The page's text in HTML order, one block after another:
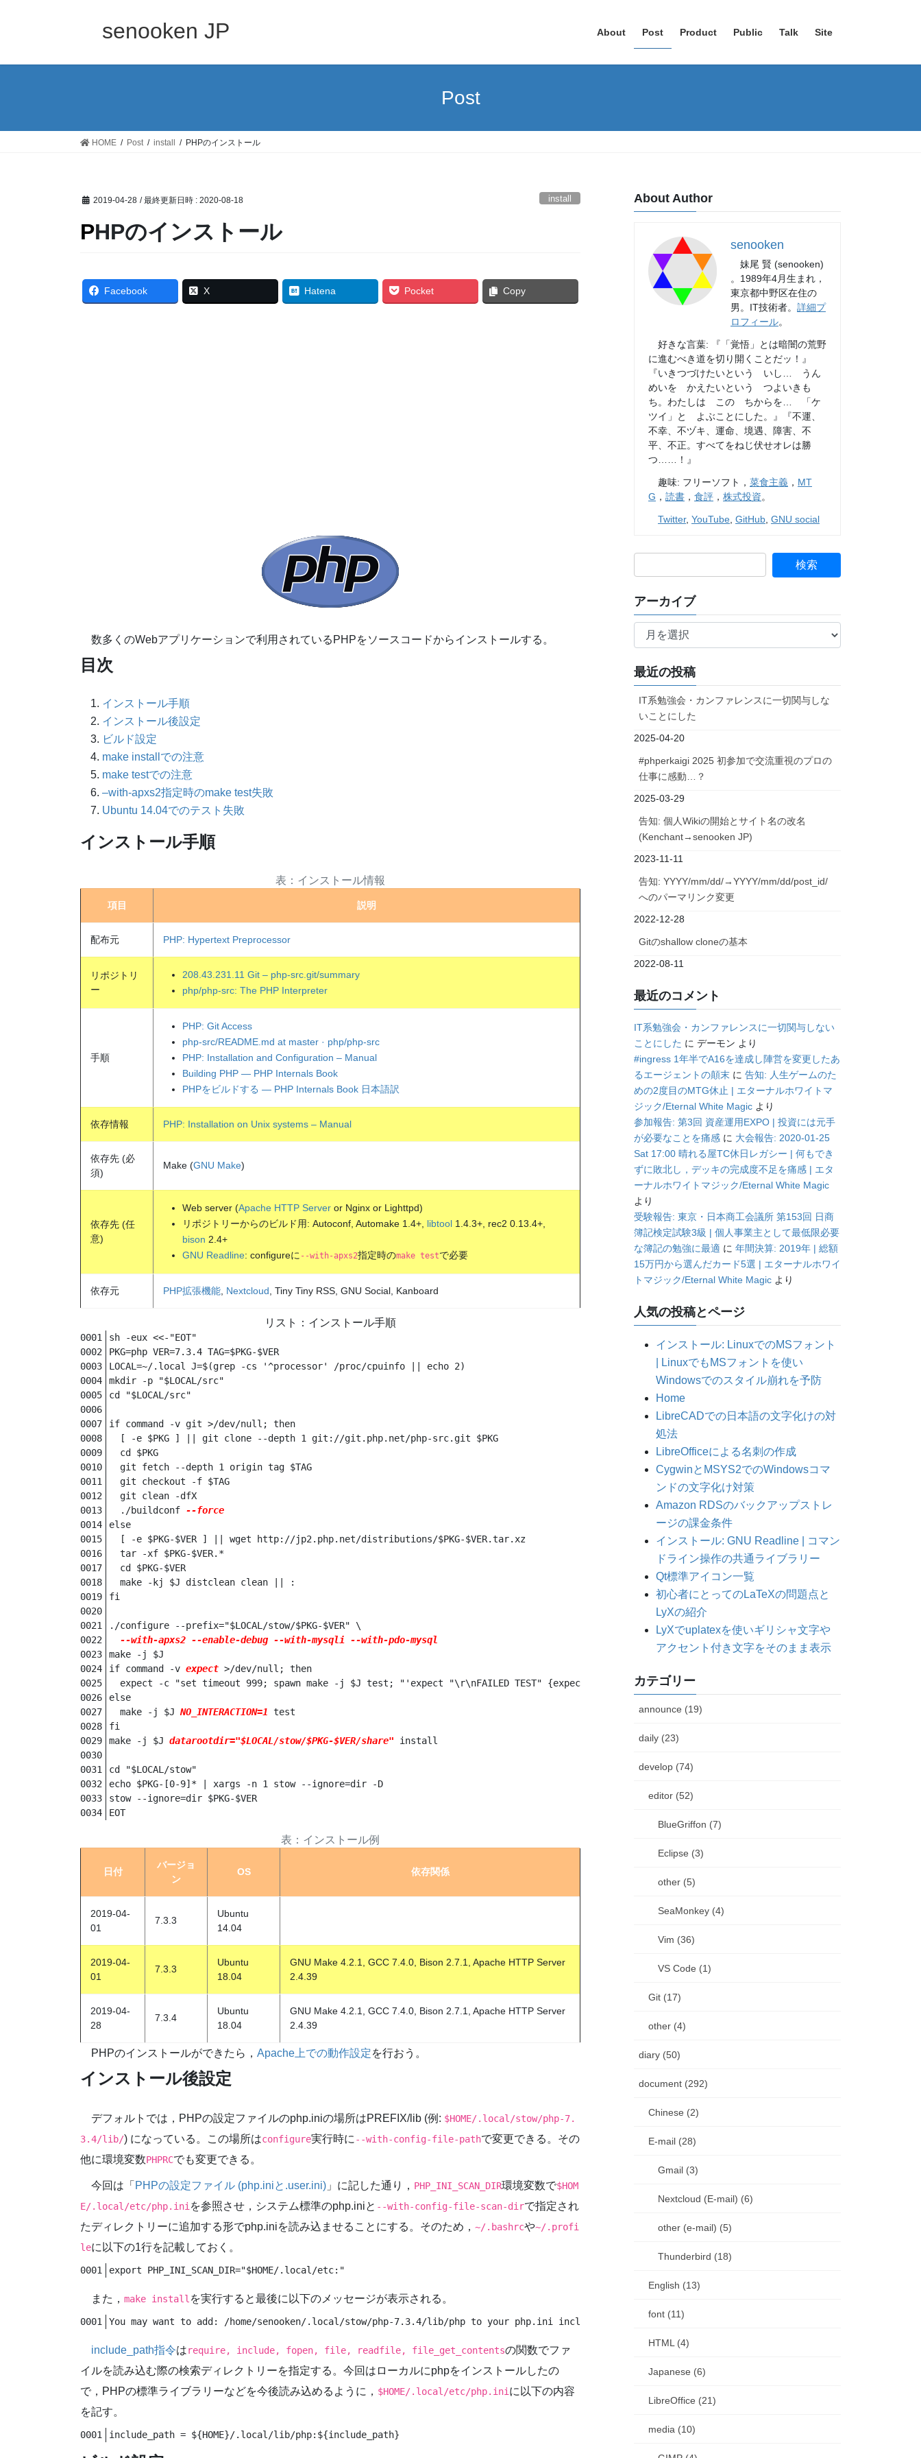
senooken JP About Post Product Public Talk Site
Post
HOME Post install PHPのインストール
2019-04-28 / 最終更新日時 : 2020-08-18 install
PHPのインストール
Facebook X Hatena Pocket Copy
数多くのWebアプリケーションで利用されているPHPをソースコードからインストールする。
目次
インストール手順
インストール後設定
ビルド設定
make installでの注意
make testでの注意
–with-apxs2指定時のmake test失敗
Ubuntu 14.04でのテスト失敗
インストール手順
インストール情報
項目 説明
配布元 PHP: Hypertext Preprocessor
リポジトリ
ー
208.43.231.11 Git – php-src.git/summary
php/php-src: The PHP Interpreter
手順
PHP: Git Access
php-src/README.md at master · php/php-src
PHP: Installation and Configuration – Manual
Building PHP — PHP Internals Book
PHPをビルドする — PHP Internals Book 日本語訳
依存情報 PHP: Installation on Unix systems – Manual
依存先 (必
須)
Make (GNU Make)
依存先 (任
意)
Web server (Apache HTTP Server or Nginx or Lighttpd)
リポジトリーからのビルド用: Autoconf, Automake 1.4+, libtool 1.4.3+, rec2 0.13.4+,
bison 2.4+
GNU Readline: configureに --with-apxs2指定時のmake testで必要
依存元 PHP拡張機能 Nextcloud , Tiny Tiny RSS, GNU Social, Kanboard
インストール手順
sh -eux <<-"EOT"
PKG=php VER=7.3.4 TAG=$PKG-$VER
LOCAL=~/.local J=$(grep -cs '^processor' /proc/cpuinfo || echo 2)
mkdir -p "$LOCAL/src"
cd "$LOCAL/src"
if command -v git >/dev/null; then
  [ -e $PKG ] || git clone --depth 1 git://git.php.net/php-src.git $PKG
  cd $PKG
  git fetch --depth 1 origin tag $TAG
  git checkout -f $TAG
  git clean -dfX
  ./buildconf
--force
else
  [ -e $PKG-$VER ] || wget http://jp2.php.net/distributions/$PKG-$VER.tar.xz
  tar -xf $PKG-$VER.*
  cd $PKG-$VER
  make -kj $J distclean clean || :
fi
./configure --prefix="$LOCAL/stow/$PKG-$VER" \
--with-apxs2 --enable-debug --with-mysqli --with-pdo-mysql
make -j $J
if command -v expect >/dev/null; then
expect -c "set timeout 999; spawn make -j $J test; "'expect "\r\nFAILED TEST" {expect Yns; send s\n; expect " "; exit 1} Yns {send s\n; expect "
else
  make -j $J
NO_INTERACTION=1 test
fi
make -j $J datarootdir="$LOCAL/stow/$PKG-$VER/share" install
cd "$LOCAL/stow"
echo $PKG-[0-9]* | xargs -n 1 stow --ignore=dir -D
stow --ignore=dir $PKG-$VER
EOT
インストール例
日付
バージョ
ン
OS 依存関係
2019-04-
01
7.3.3
Ubuntu
14.04
2019-04-
01
7.3.3
Ubuntu
18.04
GNU Make 4.2.1, GCC 7.4.0, Bison 2.7.1, Apache HTTP Server
2.4.39
2019-04-
28
7.3.4
Ubuntu
18.04
GNU Make 4.2.1, GCC 7.4.0, Bison 2.7.1, Apache HTTP Server
2.4.39
PHPのインストールができたら， Apache上での動作設定を行おう。
インストール後設定
デフォルトでは，PHPの設定ファイルのphp.iniの場所はPREFIX/lib (例: $HOME/.local/stow/php-7.
3.4/lib/) になっている。この場所はconfigure実行時に --with-config-file-pathで変更できる。その
他に環境変数PHPRCでも変更できる。
今回は「 PHPの設定ファイル (php.iniと.user.ini) 」に記した通り， PHP_INI_SCAN_DIR環境変数で$HOM
E/.local/etc/php.ini を参照させ，システム標準のphp.iniと --with-config-file-scan-dirで指定され
たディレクトリーに追加する形でphp.iniを読み込ませることにする。そのため， ~/.bashrcや~/.profi
leに以下の1行を記載しておく。
export PHP_INI_SCAN_DIR="$HOME/.local/etc:"
また， make install を実行すると最後に以下のメッセージが表示される。
You may want to add: /home/senooken/.local/stow/php-7.3.4/lib/php to your php.ini include_path
include_path指令はrequire, include, fopen, file, readfile, file_get_contentsの関数でファ
イルを読み込む際の検索ディレクトリーを指定する。今回はローカルにphpをインストールしたの
で，PHPの標準ライブラリーなどを今後読み込めるように， $HOME/.local/etc/php.ini に以下の内容
を記す。
include_path = ${HOME}/.local/lib/php:${include_path}
About Author
senooken
妹尾 賢 (senooken)
。1989年4月生まれ，
東京都中野区在住の
男。IT技術者。詳細プ
ロフィール。
好きな言葉: 『「覚悟」とは暗闇の荒野
に進むべき道を切り開くことだッ！』
『いきつづけたいという いし… うん
めいを かえたいという つよいきも
ち。わたしは この ちからを… 「ケ
ツイ」と よぶことにした。』『不運、
不幸、不ヅキ、運命、境遇、障害、不
平、不正。すべてをねじ伏せオレは勝
つ……！』
趣味: フリーソフト，菜食主義 ， MT
G ，読書 ，食評 ，株式投資。
Twitter,YouTube ,GitHub ,GNU social
アーカイブ
ア
イ
ブ
最近の投稿
IT系勉強会・カンファレンスに一切関与しな
いことにした
2025-04-20
#phperkaigi 2025 初参加で交流重視のプロの
仕事に感動…？
2025-03-29
告知: 個人Wikiの開始とサイト名の改名
(Kenchant→senooken JP)
2023-11-11
告知: YYYY/mm/dd/→YYYY/mm/dd/post_id/
へのパーマリンク変更
2022-12-28
Gitのshallow cloneの基本
2022-08-11
最近のコメント
IT系勉強会・カンファレンスに一切関与しない
ことにした にデーモン より
#ingress 1年半でA16を達成し陣営を変更したあ
るエージェントの顛末 に告知: 人生ゲームのた
めの2度目のMTG休止 | エターナルホワイトマ
ジック/Eternal White Magic より
参加報告: 第3回 資産運用EXPO | 投資には元手
が必要なことを痛感 に 大会報告: 2020-01-25
Sat 17:00 晴れる屋TC休日レガシー | 何もでき
ずに敗北し，デッキの完成度不足を痛感 | エタ
ーナルホワイトマジック/Eternal White Magic
より
受験報告: 東京・日本商工会議所 第153回 日商
簿記検定試験3級 | 個人事業主として最低限必要
な簿記の勉強に最適 に年間決算: 2019年 | 総額
15万円から選んだカード5選 | エターナルホワイ
トマジック/Eternal White Magic より
人気の投稿とページ
インストール: LinuxでのMSフォント
| LinuxでもMSフォントを使い
Windowsでのスタイル崩れを予防
Home
LibreCADでの日本語の文字化けの対
処法
LibreOfficeによる名刺の作成
CygwinとMSYS2でのWindowsコマ
ンドの文字化け対策
Amazon RDSのバックアップストレ
ージの課金条件
インストール: GNU Readline | コマン
ドライン操作の共通ライブラリー
Qt標準アイコン一覧
初心者にとってのLaTeXの問題点と
LyXの紹介
LyXでuplatexを使いギリシャ文字や
アクセント付き文字をそのまま表示
カテゴリー
announce (19)
daily (23)
develop (74)
editor (52)
BlueGriffon (7)
Eclipse (3)
other (5)
SeaMonkey (4)
Vim (36)
VS Code (1)
Git (17)
other (4)
diary (50)
document (292)
Chinese (2)
E-mail (28)
Gmail (3)
Nextcloud (E-mail) (6)
other (e-mail) (5)
Thunderbird (18)
English (13)
font (11)
HTML (4)
Japanese (6)
LibreOffice (21)
media (10)